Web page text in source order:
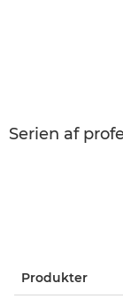
Serien af
Produkter